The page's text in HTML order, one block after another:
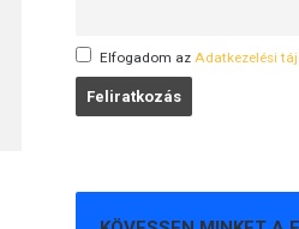
Elfogadom az Adatkezelési